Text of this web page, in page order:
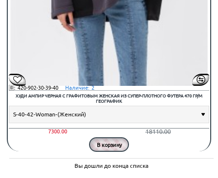
🆔: 420-902-30-39-40 ⠀Наличие: 2
ХУДИ АМПИР ЧЕРНАЯ С ГРАФИТОВЫМ ЖЕНСКАЯ ИЗ СУПЕР-ПЛОТНОГО ФУТЕРА 470 ГР/М
ГЕОГРАФИК
7300.00 18110.00
В корзину
Вы дошли до конца списка